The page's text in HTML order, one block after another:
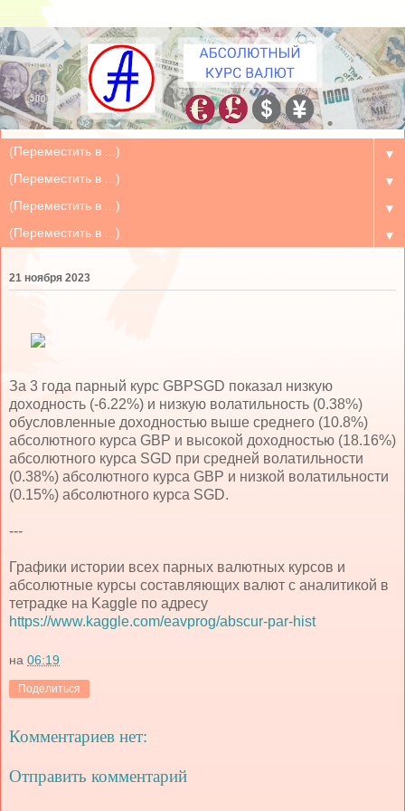
▼
▼
▼
▼
21 ноября 2023
За 3 года парный курс GBPSGD показал низкую
доходность (-6.22%) и низкую волатильность (0.38%)
обусловленные доходностью выше среднего (10.8%)
абсолютного курса GBP и высокой доходностью (18.16%)
абсолютного курса SGD при средней волатильности
(0.38%) абсолютного курса GBP и низкой волатильности
(0.15%) абсолютного курса SGD.
---
Графики истории всех парных валютных курсов и
абсолютные курсы составляющих валют с аналитикой в
тетрадке на Kaggle по адресу
https://www.kaggle.com/eavprog/abscur-par-hist
на 06:19
Поделиться
Комментариев нет:
Отправить комментарий